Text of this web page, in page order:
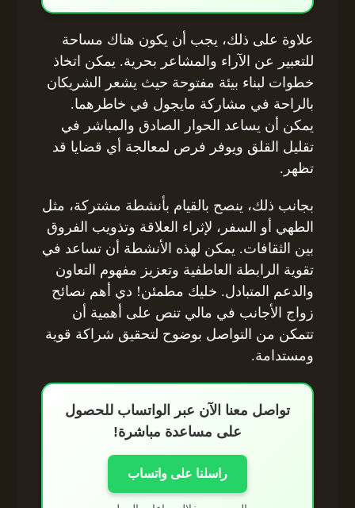
علاوة على ذلك، يجب أن يكون هناك مساحة
للتعبير عن الآراء والمشاعر بحرية. يمكن اتخاذ
خطوات لبناء بيئة مفتوحة حيث يشعر الشريكان
بالراحة في مشاركة مايجول في خاطرهما.
يمكن أن يساعد الحوار الصادق والمباشر في
تقليل القلق ويوفر فرص لمعالجة أي قضايا قد
تظهر.
بجانب ذلك، ينصح بالقيام بأنشطة مشتركة، مثل
الطهي أو السفر، لإثراء العلاقة وتذويب الفروق
بين الثقافات. يمكن لهذه الأنشطة أن تساعد في
تقوية الرابطة العاطفية وتعزيز مفهوم التعاون
والدعم المتبادل. خليك مطمئن! دي أهم نصائح
زواج الأجانب في مالي تنص على أهمية أن
تتمكن من التواصل بوضوح لتحقيق شراكة قوية
ومستدامة.
تواصل معنا الآن عبر الواتساب للحصول
على مساعدة مباشرة!
راسلنا على واتساب